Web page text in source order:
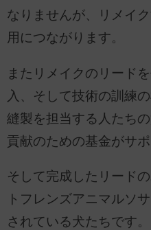
なりませんが、リメイ
用につながります。
またリメイクのリード
入、そして技術の訓練
縫製を担当する人たち
貢献のための基金がサポ
そして完成したリード
トフレンズアニマルソ
されている犬たちです